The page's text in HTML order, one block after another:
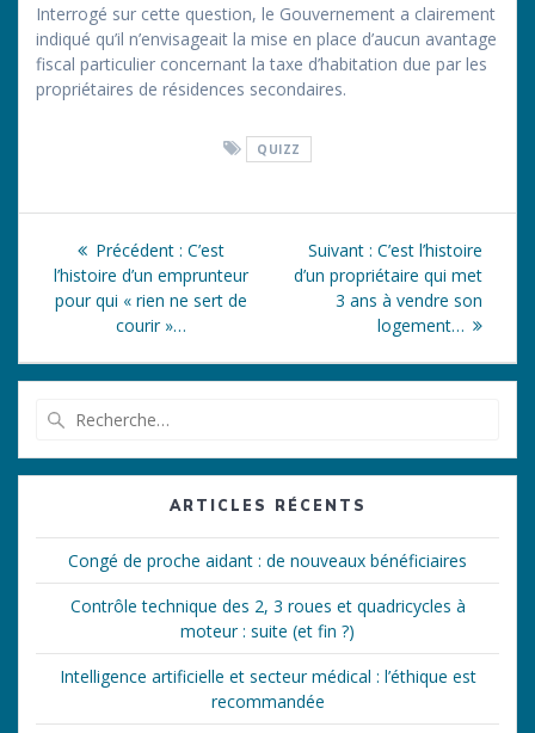
Interrogé sur cette question, le Gouvernement a clairement
indiqué qu’il n’envisageait la mise en place d’aucun avantage
fiscal particulier concernant la taxe d’habitation due par les
propriétaires de résidences secondaires.
QUIZZ
Navigation
de
l’article
Précédent : Article
précédent
:
C’est
l’histoire d’un emprunteur
pour qui « rien ne sert de
courir »…
Suivant : Article
suivant
C’est l’histoire
d’un propriétaire qui met
3 ans à vendre son
logement…
:
ARTICLES RÉCENTS
Congé de proche aidant : de nouveaux bénéficiaires
Contrôle technique des 2, 3 roues et quadricycles à
moteur : suite (et fin ?)
Intelligence artificielle et secteur médical : l’éthique est
recommandée